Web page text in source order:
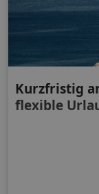
Kurzfristig
flexible